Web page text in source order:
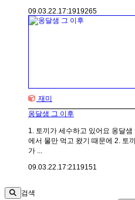
09.03.22. 17:1919265
재미
옹달샘 그 이후
1. 토끼가 세수하고 있어요 옹달샘
에서 물만 먹고 왔기 때문에 2. 토끼
가 ...
09.03.22.17:2119151
검색